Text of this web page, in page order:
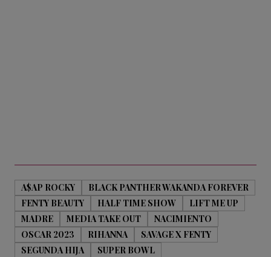
A$AP ROCKY
BLACK PANTHER WAKANDA FOREVER
FENTY BEAUTY
HALF TIME SHOW
LIFT ME UP
MADRE
MEDIA TAKE OUT
NACIMIENTO
OSCAR 2023
RIHANNA
SAVAGE X FENTY
SEGUNDA HIJA
SUPER BOWL